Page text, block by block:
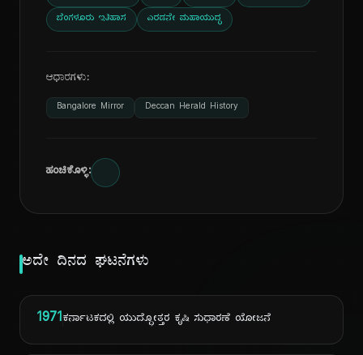
ಬೆಂಗಳೂರು ಇತಿಹಾಸ ಎರಡನೇ ಮಹಾಯುದ್ಧ
ಆಧಾರಗಳು:
Bangalore Mirror Deccan Herald History
ಹಂಚಿಕೊಳ್ಳಿ:
ಅದೇ ದಿನದ ಘಟನೆಗಳು
1971ಕರ್ನಾಟಕದಲ್ಲಿ ಯುದ್ಧೋತ್ತರ ಕೃಷಿ ಸುಧಾರಣೆ ಯೋಜನೆ